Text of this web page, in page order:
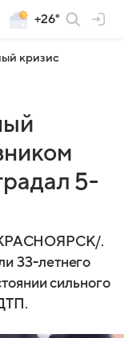
+26°
кризис
5-
.
33-летнего
сильного